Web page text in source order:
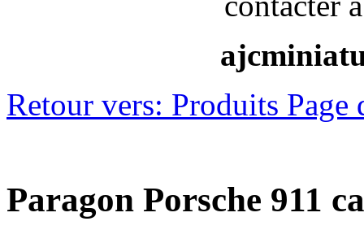
Retour vers: Produits Page
Paragon Porsche 911